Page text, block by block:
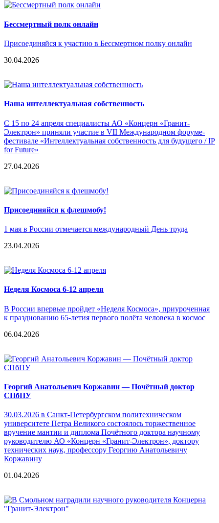
Бессмертный полк онлайн
Присоединяйся к участию в Бессмертном полку онлайн
30.04.2026
Наша интеллектуальная собственность
С 15 по 24 апреля специалисты АО «Концерн «Гранит-
Электрон» приняли участие в VII Международном форуме-
фестивале «Интеллектуальная собственность для будущего / IP
for Future»
27.04.2026
Присоединяйся к флешмобу!
1 мая в России отмечается международный День труда
23.04.2026
Неделя Космоса 6-12 апреля
В России впервые пройдет «Неделя Космоса», приуроченная
к празднованию 65-летия первого полёта человека в космос
06.04.2026
Георгий Анатольевич Коржавин — Почётный доктор
СПбПУ
30.03.2026 в Санкт-Петербургском политехническом
университете Петра Великого состоялось торжественное
вручение мантии и диплома Почётного доктора научному
руководителю АО «Концерн «Гранит-Электрон», доктору
технических наук, профессору Георгию Анатольевичу
Коржавину
01.04.2026